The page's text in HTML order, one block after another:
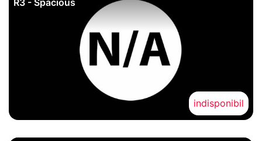
indisponibil